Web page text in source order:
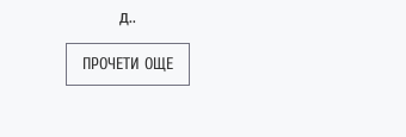
д..
ПРОЧЕТИ ОЩЕ